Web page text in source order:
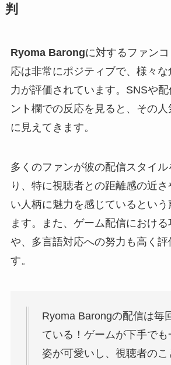
判
Ryoma Barongに対するファン
応は非常にポジティブで、様々
力が評価されています。SNSや
ント欄での反応を見ると、その
に見えてきます。
多くのファンが彼の配信スタイ
り、特に視聴者との距離感の近
い人柄に魅力を感じているとい
ます。また、ゲーム配信におけ
や、多言語対応への努力も高く評
す。
Ryoma Barongの配信は毎
ている！ゲームが下手でも
姿が可愛いし、視聴者のこ